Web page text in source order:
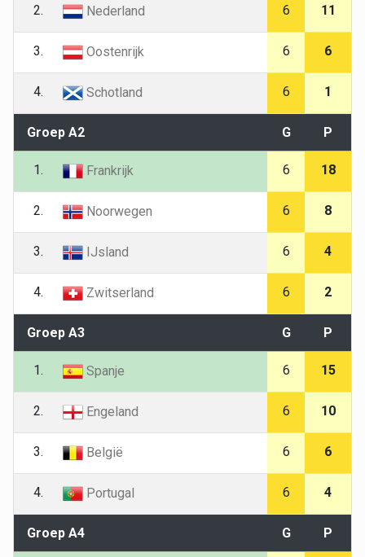
2. Nederland 6 11
3. Oostenrijk 6 6
4. Schotland 6 1
Groep A2 G P
1. Frankrijk 6 18
2. Noorwegen 6 8
3. IJsland 6 4
4. Zwitserland 6 2
Groep A3 G P
1. Spanje 6 15
2. Engeland 6 10
3. België 6 6
4. Portugal 6 4
Groep A4 G P